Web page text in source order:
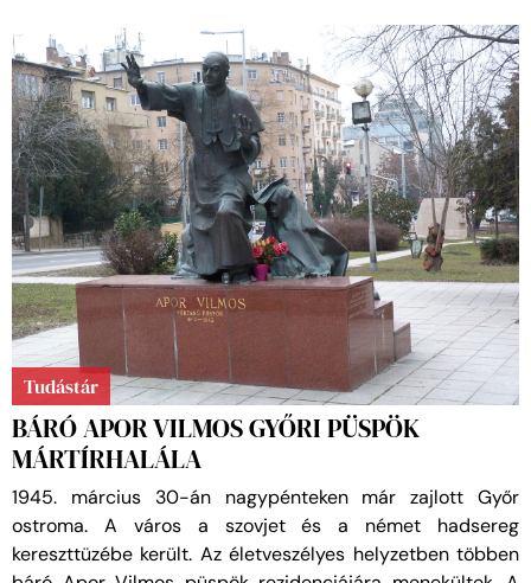
Tudástár
BÁRÓ APOR VILMOS GYŐRI PÜSPÖK
MÁRTÍRHALÁLA
1945. március 30-án nagypénteken már zajlott Győr
ostroma. A város a szovjet és a német hadsereg
kereszttüzébe került. Az életveszélyes helyzetben többen